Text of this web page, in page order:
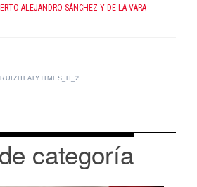
ALEJANDRO SÁNCHEZ Y DE LA VARA
RUIZHEALYTIMES_H_2
categoría